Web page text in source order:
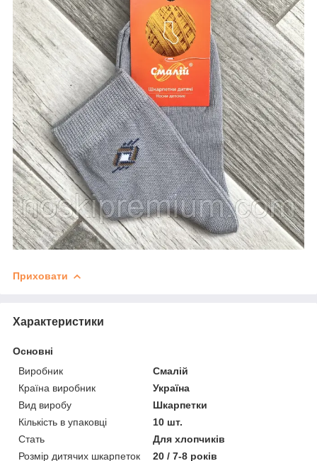
Приховати
Характеристики
Основні
Виробник
Смалій
Країна виробник
Україна
Вид виробу
Шкарпетки
Кількість в упаковці
10 шт.
Стать
Для хлопчиків
Розмір дитячих шкарпеток
20 / 7-8 років